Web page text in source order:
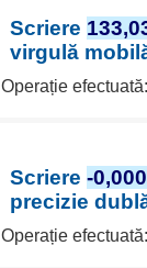
Scriere
virgulă
Operație
Scriere -
precizie
Operație